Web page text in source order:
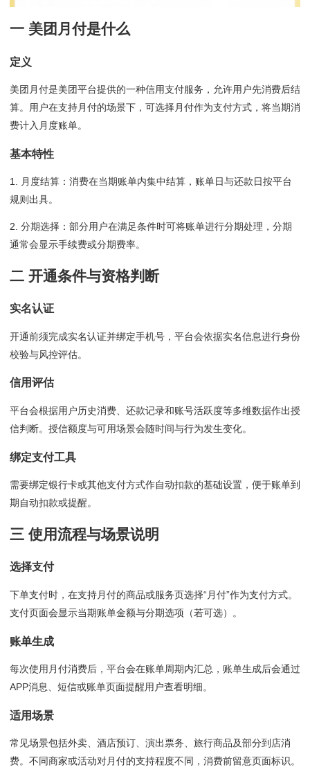
一 美团月付是什么
定义
美团月付是美团平台提供的一种信用支付服务，允许用户先消费后结
算。用户在支持月付的场景下，可选择月付作为支付方式，将当期消
费计入月度账单。
基本特性
1. 月度结算：消费在当期账单内集中结算，账单日与还款日按平台
规则出具。
2. 分期选择：部分用户在满足条件时可将账单进行分期处理，分期
通常会显示手续费或分期费率。
二 开通条件与资格判断
实名认证
开通前须完成实名认证并绑定手机号，平台会依据实名信息进行身份
校验与风控评估。
信用评估
平台会根据用户历史消费、还款记录和账号活跃度等多维数据作出授
信判断。授信额度与可用场景会随时间与行为发生变化。
绑定支付工具
需要绑定银行卡或其他支付方式作自动扣款的基础设置，便于账单到
期自动扣款或提醒。
三 使用流程与场景说明
选择支付
下单支付时，在支持月付的商品或服务页选择“月付”作为支付方式。
支付页面会显示当期账单金额与分期选项（若可选）。
账单生成
每次使用月付消费后，平台会在账单周期内汇总，账单生成后会通过
APP消息、短信或账单页面提醒用户查看明细。
适用场景
常见场景包括外卖、酒店预订、演出票务、旅行商品及部分到店消
费。不同商家或活动对月付的支持程度不同，消费前留意页面标识。